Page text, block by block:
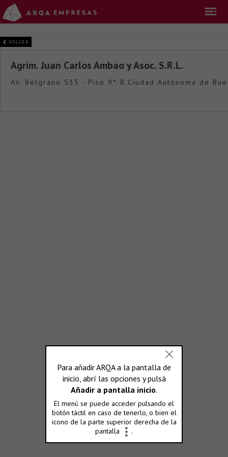
VOLVER
Agrim. Juan Carlos Ambao y Asoc. S.R.L.
Av. Belgrano 535 - Piso 9° B,Ciudad Autónoma de